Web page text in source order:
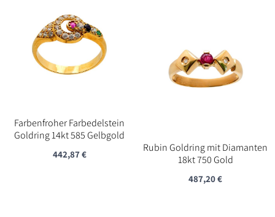
Farbenfroher Farbedelstein
Goldring 14kt 585 Gelbgold
442,87€
Rubin Goldring mit Diamanten
18kt 750 Gold
487,20€